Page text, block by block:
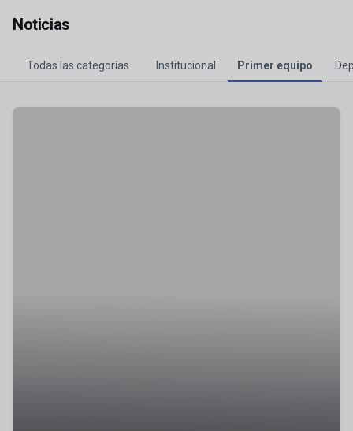
Noticias
Todas las categorías Institucional Primer equipo